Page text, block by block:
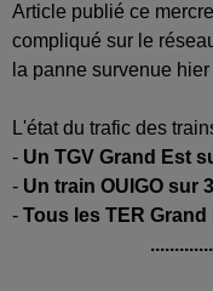
Article publié ce
compliqué sur le
la panne survenue
L'état du trafic des
- Un TGV Grand Est
- Un train OUIGO sur 3
- Tous les TER